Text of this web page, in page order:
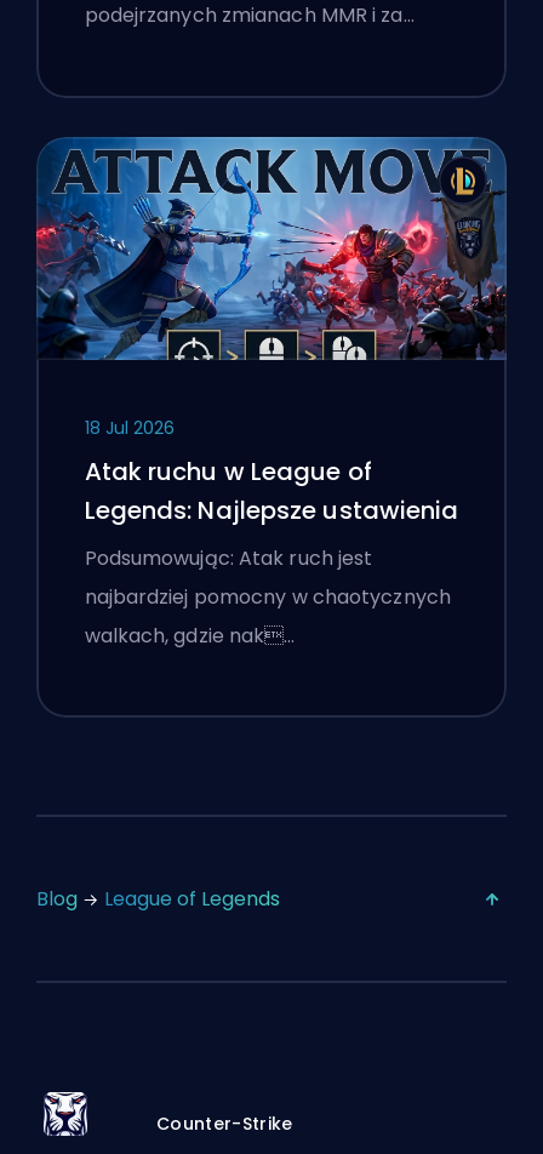
podejrzanych zmianach MMR i za…
18 Jul 2026
Atak ruchu w League of
Legends: Najlepsze ustawienia
Podsumowując: Atak ruch jest
najbardziej pomocny w chaotycznych
walkach, gdzie nak…
Blog League of Legends
Counter-Strike